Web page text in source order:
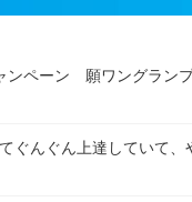
ンペーン 願ワングランプ
ぐんぐん上達していて、